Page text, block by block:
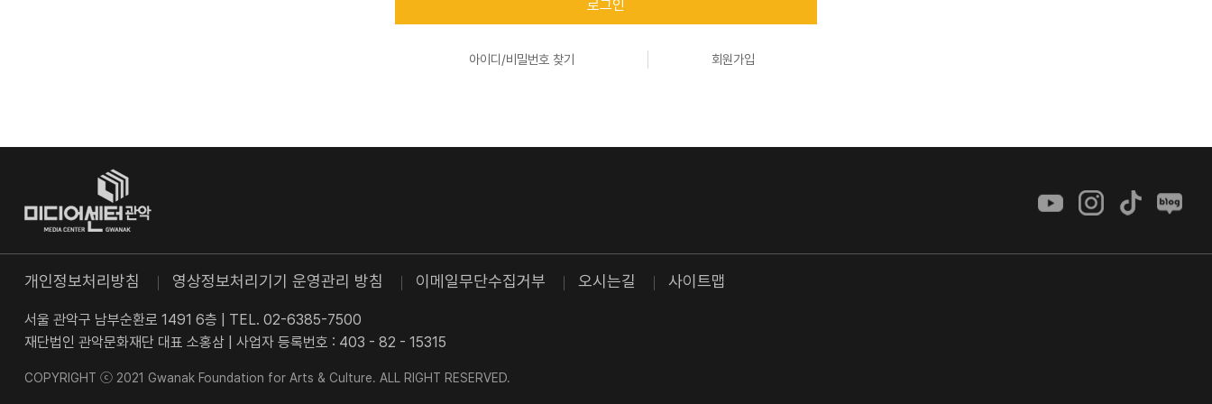
로그인
아이디/비밀번호 찾기 회원가입
개인정보처리방침 영상정보처리기기 운영관리 방침 이메일무단수집거부 오시는길 사이트맵
서울 관악구 남부순환로 1491 6층
TEL. 02-6385-7500
재단법인 관악문화재단 대표 소홍삼
사업자 등록번호 : 403 - 82 - 15315
COPYRIGHT ⓒ 2021 Gwanak Foundation for Arts & Culture. ALL RIGHT RESERVED.